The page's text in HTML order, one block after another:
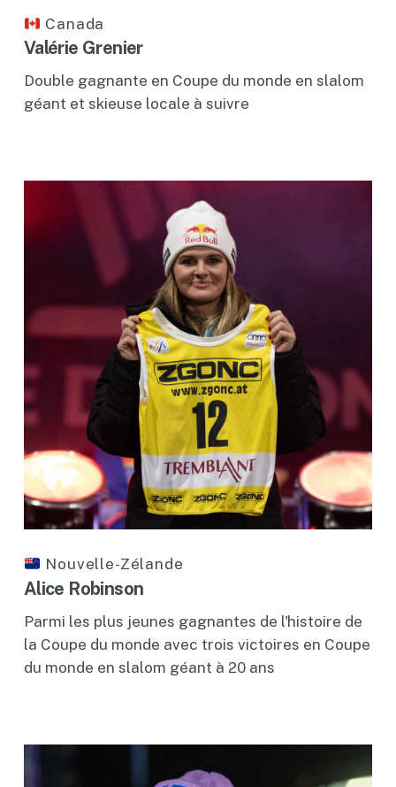
Canada
Valérie Grenier
Double gagnante en Coupe du monde en slalom
géant et skieuse locale à suivre
Nouvelle-Zélande
Alice Robinson
Parmi les plus jeunes gagnantes de l'histoire de
la Coupe du monde avec trois victoires en Coupe
du monde en slalom géant à 20 ans